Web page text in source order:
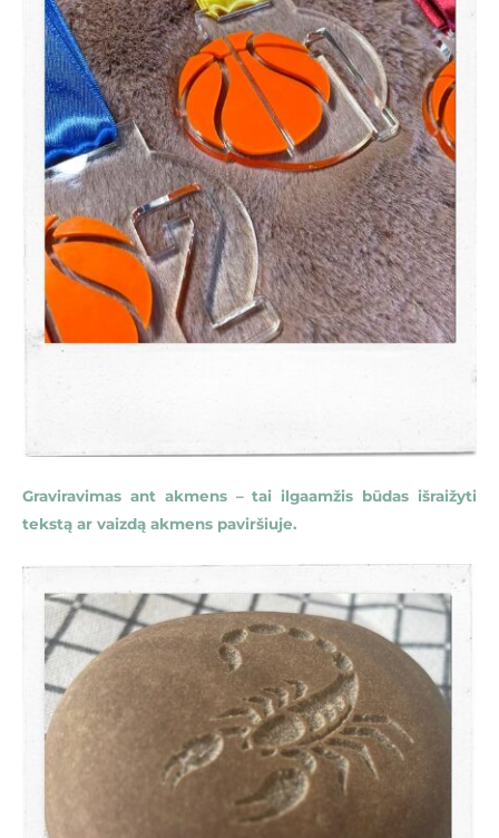
Graviravimas ant akmens – tai ilgaamžis būdas išraižyti
tekstą ar vaizdą akmens paviršiuje.